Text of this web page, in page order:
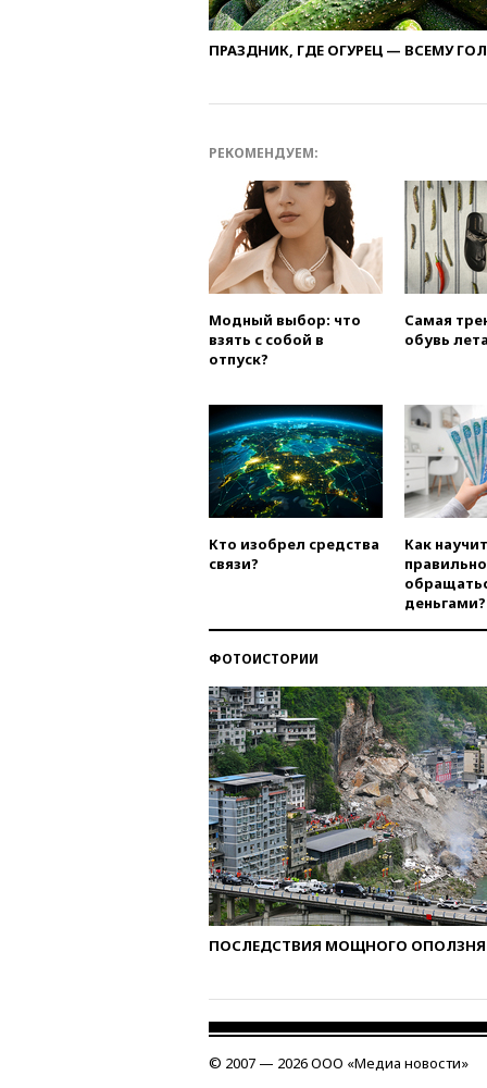
ПРАЗДНИК, ГДЕ ОГУРЕЦ — ВСЕМУ
РЕКОМЕНДУЕМ:
Модный выбор: что
взять с собой в
отпуск?
Самая
обувь
Кто изобрел средства
связи?
Как
правильно
деньгами?
ФОТОИСТОРИИ
ПОСЛЕДСТВИЯ МОЩНОГО ОПОЛЗНЯ
© 2007 — 2026 ООО «Медиа новости»